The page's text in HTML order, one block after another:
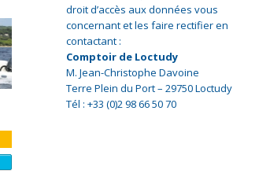
droit d’accès aux données vous
concernant et les faire rectifier en
contactant :
Comptoir de Loctudy
M. Jean-Christophe Davoine
Terre Plein du Port – 29750 Loctudy
Tél : +33 (0)2 98 66 50 70